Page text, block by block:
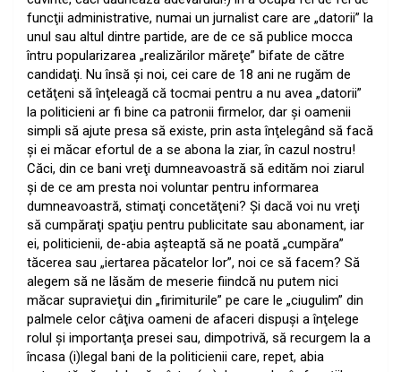
funcţii administrative, numai un jurnalist care are „datorii” la
unul sau altul dintre partide, are de ce să publice mocca
întru popularizarea „realizărilor măreţe” bifate de către
candidaţi. Nu însă şi noi, cei care de 18 ani ne rugăm de
cetăţeni să înţeleagă că tocmai pentru a nu avea „datorii”
la politicieni ar fi bine ca patronii firmelor, dar şi oamenii
simpli să ajute presa să existe, prin asta înţelegând să facă
şi ei măcar efortul de a se abona la ziar, în cazul nostru!
Căci, din ce bani vreţi dumneavoastră să edităm noi ziarul
şi de ce am presta noi voluntar pentru informarea
dumneavoastră, stimaţi concetăţeni? Şi dacă voi nu vreţi
să cumpăraţi spaţiu pentru publicitate sau abonament, iar
ei, politicienii, de-abia aşteaptă să ne poată „cumpăra”
tăcerea sau „iertarea păcatelor lor”, noi ce să facem? Să
alegem să ne lăsăm de meserie fiindcă nu putem nici
măcar supravieţui din „firimiturile” pe care le „ciugulim” din
palmele celor câţiva oameni de afaceri dispuşi a înţelege
rolul şi importanţa presei sau, dimpotrivă, să recurgem la a
încasa (i)legal bani de la politicienii care, repet, abia